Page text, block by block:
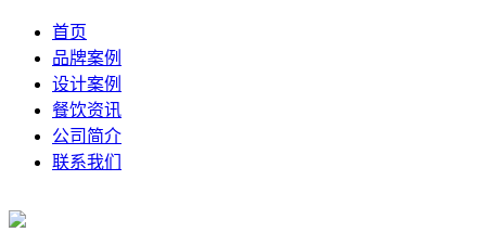
首页
品牌案例
设计案例
餐饮资讯
公司简介
联系我们